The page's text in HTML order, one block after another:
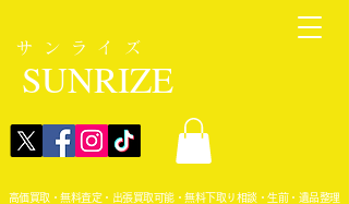
サンライズ
SUNRIZE
高価買取・無料査定・出張買取可能・無料下取り相談・生前・遺品整理